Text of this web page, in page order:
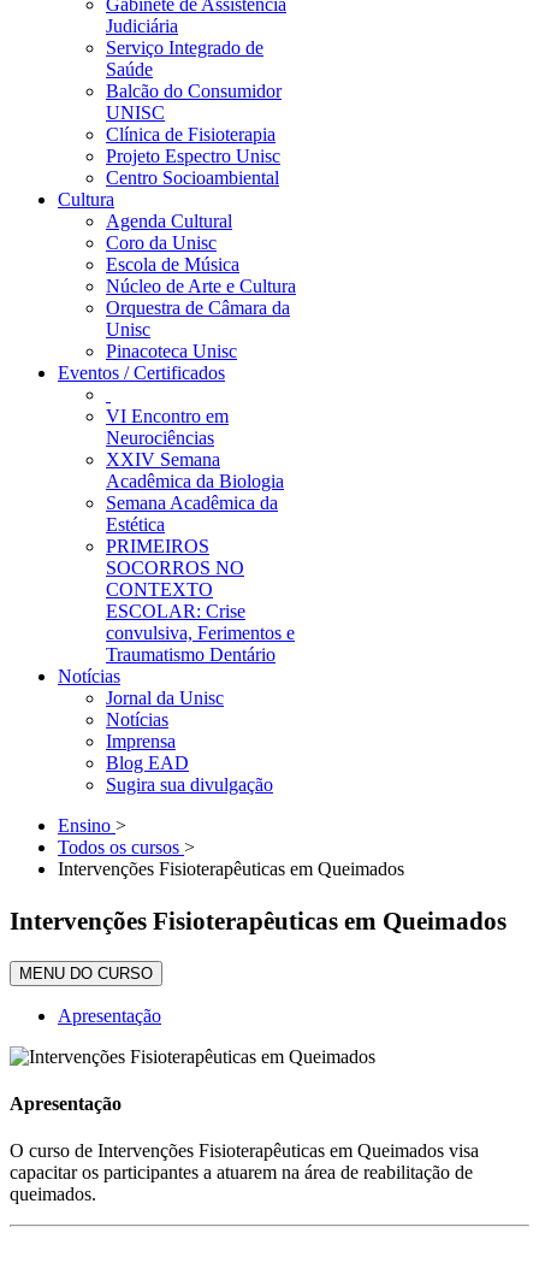
Gabinete de Assistência
Judiciária
Serviço Integrado de
Saúde
Balcão do Consumidor
UNISC
Clínica de Fisioterapia
Projeto Espectro Unisc
Centro Socioambiental
Cultura
Agenda Cultural
Coro da Unisc
Escola de Música
Núcleo de Arte e Cultura
Orquestra de Câmara da
Unisc
Pinacoteca Unisc
Eventos / Certificados
VI Encontro em
Neurociências
XXIV Semana
Acadêmica da Biologia
Semana Acadêmica da
Estética
PRIMEIROS
SOCORROS NO
CONTEXTO
ESCOLAR: Crise
convulsiva, Ferimentos e
Traumatismo Dentário
Notícias
Jornal da Unisc
Notícias
Imprensa
Blog EAD
Sugira sua divulgação
Ensino >
Todos os cursos >
Intervenções Fisioterapêuticas em Queimados
Intervenções Fisioterapêuticas em Queimados
MENU DO CURSO
Apresentação
Apresentação
O curso de Intervenções Fisioterapêuticas em Queimados visa
capacitar os participantes a atuarem na área de reabilitação de
queimados.